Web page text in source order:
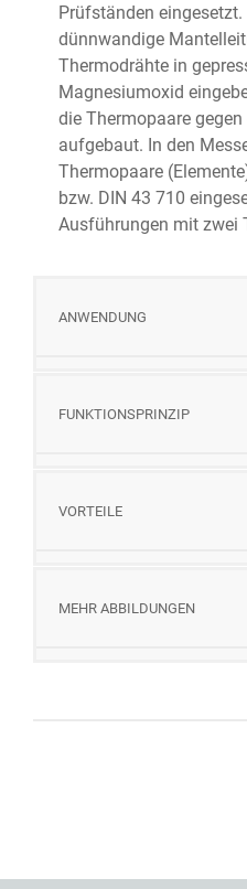
Prüfständen
dünnwandige
Thermodrähte in
Magnesiumoxid
die Thermopaare
aufgebaut. In den
Thermopaare
bzw. DIN 43 710
Ausführungen mit zwei
ANWENDUNG
FUNKTIONSPRINZIP
VORTEILE
MEHR ABBILDUNGEN